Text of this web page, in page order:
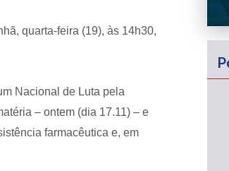
quarta-feira (19), às 14h30,
Nacional de Luta pela
– ontem (dia 17.11) – e
farmacêutica e, em